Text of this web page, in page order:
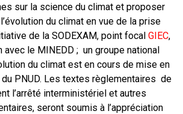
sur la science du climat et proposer
du climat en vue de la prise
de la SODEXAM, point focal GIEC,
avec le MINEDD ; un groupe national
du climat est en cours de mise en
du PNUD. Les textes règlementaires de
l’arrêté interministériel et autres
seront soumis à l’appréciation